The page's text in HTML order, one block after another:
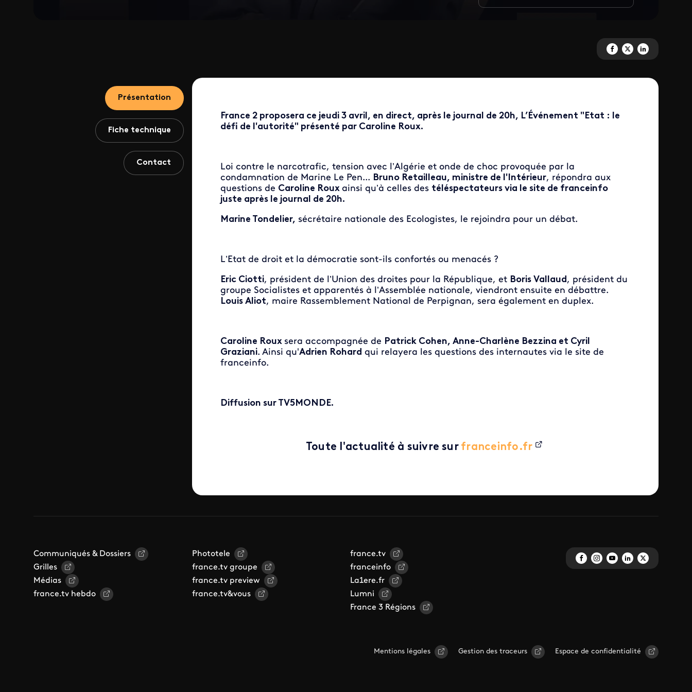
Partagez 'L'Événement <br>
Partagez 'L'Événement
Partagez
Présentation
Fiche technique
Contact
France 2 proposera ce jeudi 3 avril, en direct, après le journal de 20h, L’Événement "Etat : le
défi de l'autorité" présenté par Caroline Roux.
Loi contre le narcotrafic, tension avec l’Algérie et onde de choc provoquée par la
condamnation de Marine Le Pen... Bruno Retailleau, ministre de l'Intérieur, répondra aux
questions de Caroline Roux ainsi qu’à celles des téléspectateurs via le site de franceinfo
juste après le journal de 20h.
Marine Tondelier, sécrétaire nationale des Ecologistes, le rejoindra pour un débat.
L’Etat de droit et la démocratie sont-ils confortés ou menacés ?
Eric Ciotti, président de l’Union des droites pour la République, et Boris Vallaud, président du
groupe Socialistes et apparentés à l’Assemblée nationale, viendront ensuite en débattre.
Louis Aliot, maire Rassemblement National de Perpignan, sera également en duplex.
Caroline Roux sera accompagnée de Patrick Cohen, Anne-Charlène Bezzina et Cyril
Graziani. Ainsi qu'Adrien Rohard qui relayera les questions des internautes via le site de
franceinfo.
Diffusion sur TV5MONDE.
Toute l'actualité à suivre sur franceinfo.fr
Communiqués & Dossiers
Grilles
Médias
france.tv hebdo
Phototele
france.tv groupe
france.tv preview
france.tv&vous
france.tv
franceinfo
La1ere.fr
Lumni
France 3 Régions
Mentions légales Gestion des traceurs Espace de confidentialité